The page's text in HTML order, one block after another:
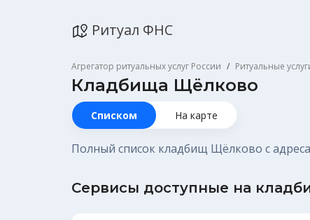
Ритуал ФНС
Агрегатор ритуальных услуг России Ритуальные
Кладбища Щёлково
Списком На карте
Полный список кладбищ Щёлково с
Сервисы доступные на